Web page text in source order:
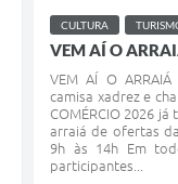
CULTURA
VEM AÍ O
VEM AÍ O
camisa xadrez e
COMÉRCIO 2026
arraiá de ofertas
9h às 14h Em
participantes...